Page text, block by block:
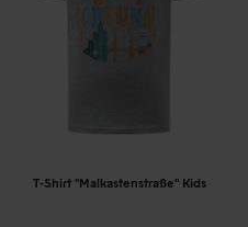
T-Shirt "Malkastenstraße" Kids